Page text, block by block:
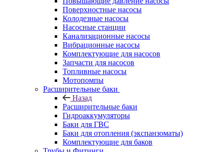
Поверхностные насосы
Колодезные насосы
Насосные станции
Канализационные насосы
Вибрационные насосы
Комплектующие для насосов
Запчасти для насосов
Топливные насосы
Мотопомпы
Расширительные баки
Назад
Расширительные баки
Гидроаккумуляторы
Баки для ГВС
Баки для отопления (экспанзоматы)
Комплектующие для баков